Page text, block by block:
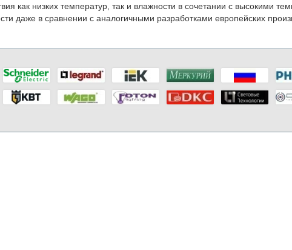
как низких температур, так и влажности в сочетании с высокими
даже в сравнении с аналогичными разработками европейских